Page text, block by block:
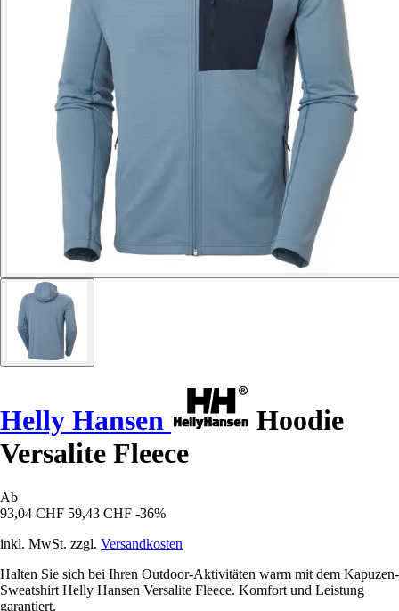
Helly Hansen
Hoodie
Versalite Fleece
Ab
93,04 CHF 59,43 CHF -36%
inkl. MwSt. zzgl. Versandkosten
Halten Sie sich bei Ihren Outdoor-Aktivitäten warm mit dem Kapuzen-
Sweatshirt Helly Hansen Versalite Fleece. Komfort und Leistung
garantiert.